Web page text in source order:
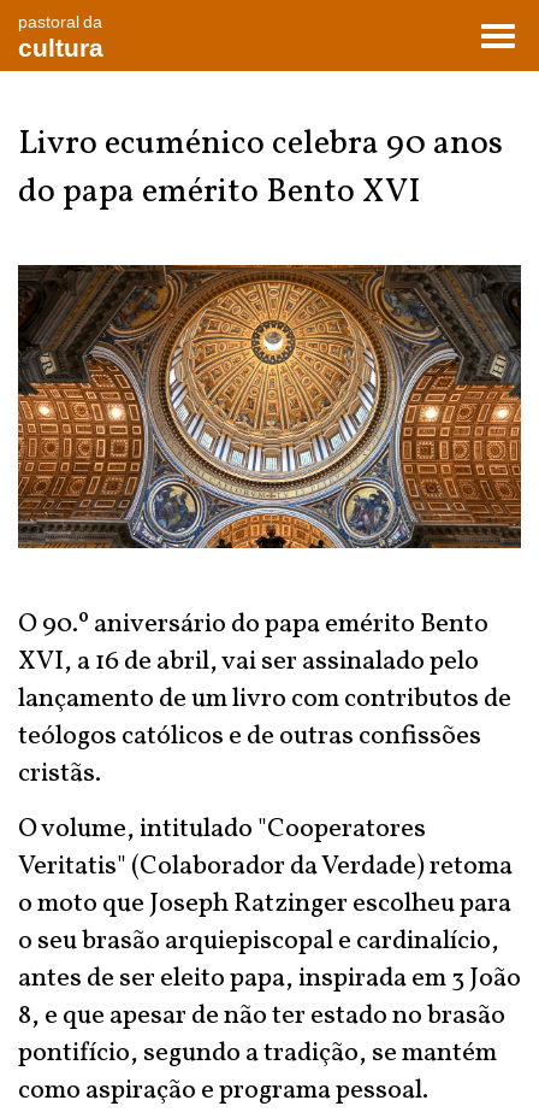
pastoral da
cultura
Livro ecuménico celebra 90 anos
do papa emérito Bento XVI
O 90.º aniversário do papa emérito Bento
XVI, a 16 de abril, vai ser assinalado pelo
lançamento de um livro com contributos de
teólogos católicos e de outras confissões
cristãs.
O volume, intitulado "Cooperatores
Veritatis" (Colaborador da Verdade) retoma
o moto que Joseph Ratzinger escolheu para
o seu brasão arquiepiscopal e cardinalício,
antes de ser eleito papa, inspirada em 3 João
8, e que apesar de não ter estado no brasão
pontifício, segundo a tradição, se mantém
como aspiração e programa pessoal.